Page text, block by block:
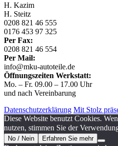
H. Kazim
H. Steitz
0208 821 46 555
0176 453 97 325
Per Fax:
0208 821 46 554
Per Mail:
info@mku-autoteile.de
Öffnungszeiten Werkstatt:
Mo. – Fr. 09.00 – 17.00 Uhr
und nach Vereinbarung
Datenschutzerklärung Mit Stolz
Diese Website benutzt Cookies.
nutzen, stimmen Sie der
No / Nein
Erfahren Sie mehr